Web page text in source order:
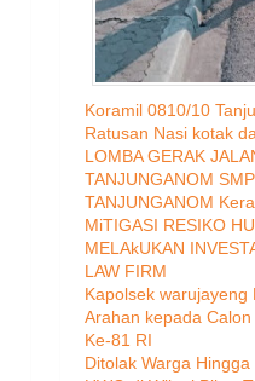
Koramil 0810/10
Ratusan Nasi kotak
LOMBA GERAK
TANJUNGANOM
TANJUNGANOM
MiTIGASI RESIKO
MELAkUKAN
LAW FIRM
Kapolsek warujayeng
Arahan kepada
Ke-81 RI
Ditolak Warga